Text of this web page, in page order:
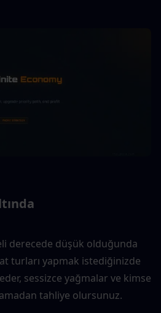
derecede düşük olduğunda
turları yapmak istediğinizde
eder, sessizce yağmalar ve kimse
tahliye olursunuz.